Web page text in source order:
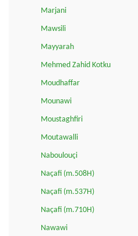
Marjani
Mawsili
Mayyarah
Mehmed Zahid Kotku
Moudhaffar
Mounawi
Moustaghfiri
Moutawalli
Naboulouçi
Naçafi (m.508H)
Naçafi (m.537H)
Naçafi (m.710H)
Nawawi